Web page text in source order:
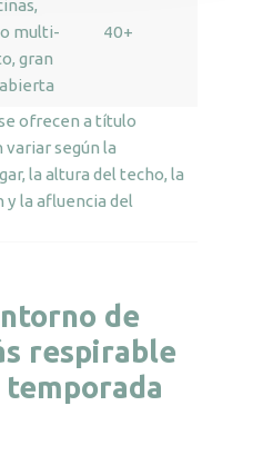
multi-
gran
40+
ofrecen a título
según la
la altura del techo, la
la afluencia del
de
respirable